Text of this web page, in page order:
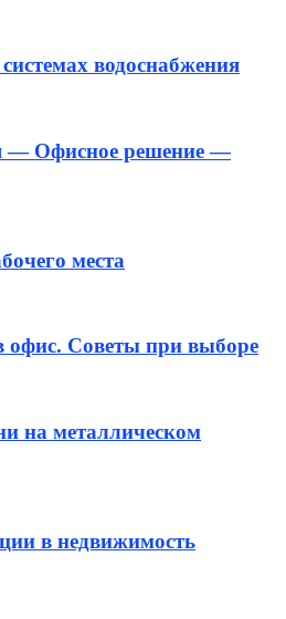
водоснабжения
— Офисное решение —
места
офис. Советы при выборе
на металлическом
в недвижимость